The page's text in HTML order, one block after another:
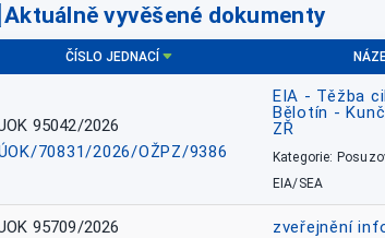
Aktuálně vyvěšené dokumenty
ČÍSLO JEDNACÍ
95042/2026
70831/2026/OŽPZ/9386
EIA - Těžba
Bělotín -
ZŘ
Kategorie:
EIA/SEA
95709/2026
zveřejnění